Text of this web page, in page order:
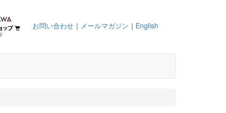
お問い合わせ｜ メールマガジン ｜ English